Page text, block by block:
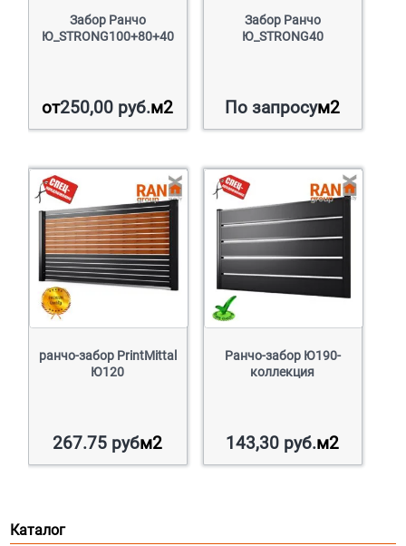
Забор Ранчо
Ю_STRONG100+80+40
от250,00 руб.м2
Забор Ранчо
Ю_STRONG40
По запросум2
ранчо-забор PrintMittal
Ю120
267.75 рубм2
Ранчо-забор Ю190-
коллекция
143,30 руб.м2
Каталог